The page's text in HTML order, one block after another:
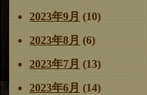
2023年9月 (10)
2023年8月 (6)
2023年7月 (13)
2023年6月 (14)